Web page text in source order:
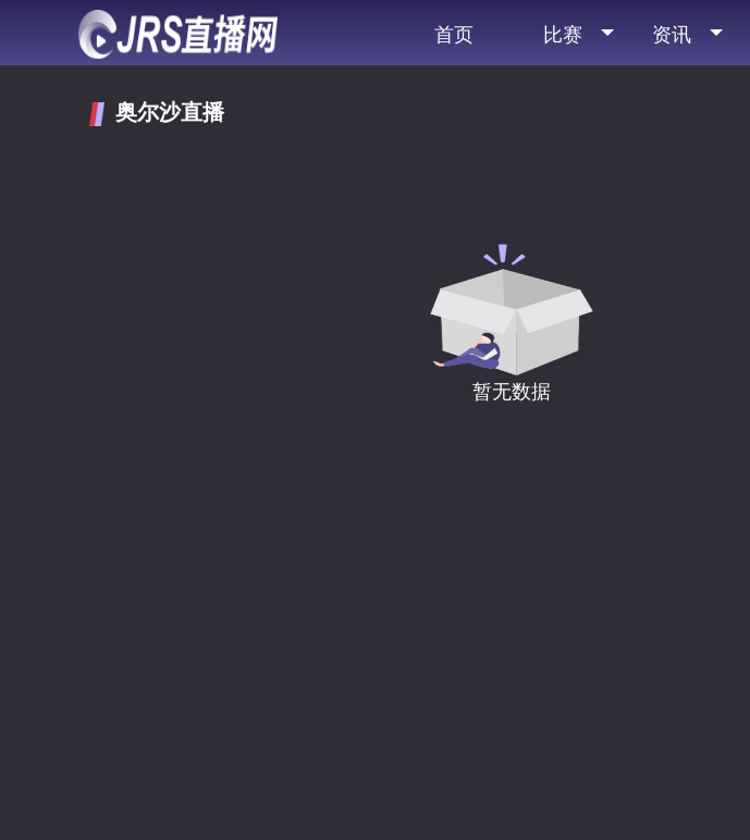
首页 比赛 资讯
奥尔沙直播
暂无数据